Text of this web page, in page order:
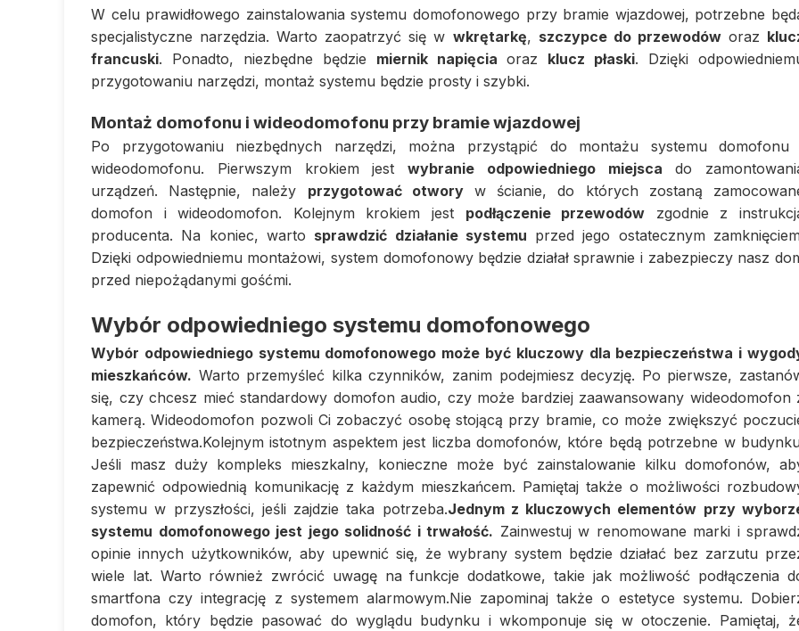
W celu prawidłowego zainstalowania systemu domofonowego przy bramie wjazdowej, potrzebne
specjalistyczne narzędzia. Warto zaopatrzyć się w wkrętarkę, szczypce do przewodóworaz
francuski. Ponadto, niezbędne będzie miernik napięcia oraz klucz płaski. Dzięki
przygotowaniu narzędzi, montaż systemu będzie prosty i szybki.
Montaż domofonu i wideodomofonu przy bramie wjazdowej
Po przygotowaniu niezbędnych narzędzi, można przystąpić do montażu systemu domofonu
wideodomofonu. Pierwszym krokiem jest wybranie odpowiedniego miejsca do
urządzeń. Następnie, należy przygotować otworyw ścianie, do których zostaną
domofon i wideodomofon. Kolejnym krokiem jest podłączenie przewodów zgodnie z
producenta. Na koniec, warto sprawdzić działanie systemu przed jego ostatecznym
Dzięki odpowiedniemu montażowi, system domofonowy będzie działał sprawnie i zabezpieczy nasz
przed niepożądanymi gośćmi.
Wybór odpowiedniego systemu domofonowego
Wybór odpowiedniego systemu domofonowego może być kluczowy dla bezpieczeństwa i
mieszkańców. Warto przemyśleć kilka czynników, zanim podejmiesz decyzję. Po pierwsze,
się, czy chcesz mieć standardowy domofon audio, czy może bardziej zaawansowany wideodomofon
kamerą. Wideodomofon pozwoli Ci zobaczyć osobę stojącą przy bramie, co może zwiększyć
bezpieczeństwa.Kolejnym istotnym aspektem jest liczba domofonów, które będą potrzebne w
Jeśli masz duży kompleks mieszkalny, konieczne może być zainstalowanie kilku domofonów,
zapewnić odpowiednią komunikację z każdym mieszkańcem. Pamiętaj także o możliwości
systemu w przyszłości, jeśli zajdzie taka potrzeba.Jednym z kluczowych elementów przy
systemu domofonowego jest jego solidność i trwałość. Zainwestuj w renomowane marki i
opinie innych użytkowników, aby upewnić się, że wybrany system będzie działać bez zarzutu
wiele lat. Warto również zwrócić uwagę na funkcje dodatkowe, takie jak możliwość podłączenia
smartfona czy integrację z systemem alarmowym.Nie zapominaj także o estetyce systemu.
domofon, który będzie pasować do wyglądu budynku i wkomponuje się w otoczenie. Pamiętaj,